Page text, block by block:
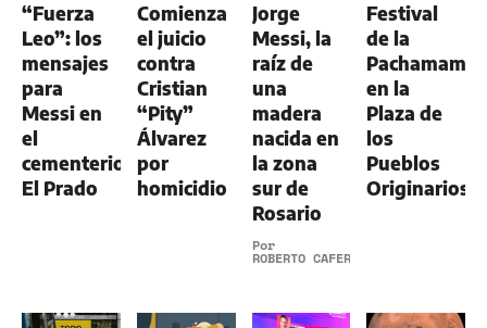
“Fuerza
Leo”: los
mensajes
para
Messi en
el
cementerio
El Prado
Comienza
el juicio
contra
Cristian
“Pity”
Álvarez
por
homicidio
Jorge
Messi, la
raíz de
una
madera
nacida en
la zona
sur de
Rosario
Por
ROBERTO CAFERRA
Festival
de la
Pachamama
en la
Plaza de
los
Pueblos
Originarios